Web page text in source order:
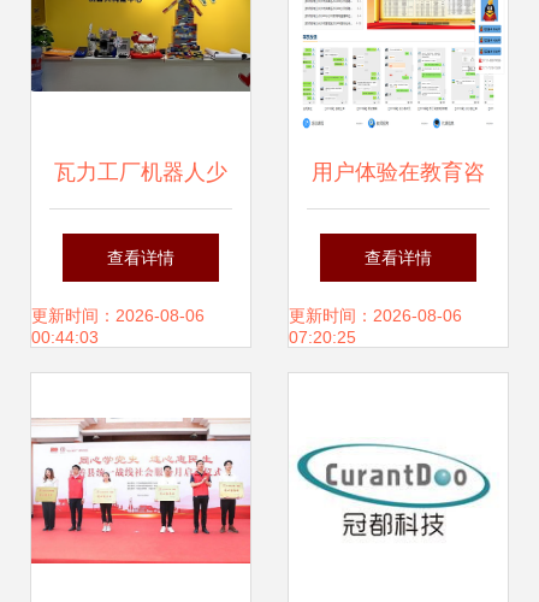
瓦力工厂机器人少
儿编程 教育培训创
业的明智之选与专
查看详情
更新时间：2026-08-06
00:44:03
用户体验在教育咨
询服务中的关键作
用与优化策略
查看详情
更新时间：2026-08-06
07:20:25